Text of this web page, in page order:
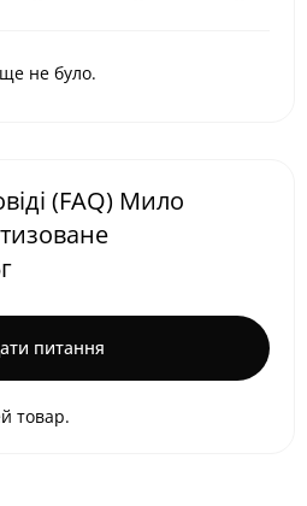
не було.
(FAQ) Мило
питання
товар.